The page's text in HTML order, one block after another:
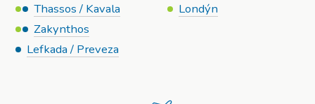
Thassos / Kavala
Zakynthos
Lefkada / Preveza
Londýn